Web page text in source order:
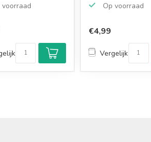
voorraad Op voorraad
€4,99
Vergelijk